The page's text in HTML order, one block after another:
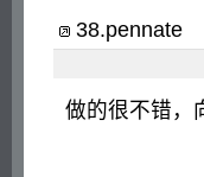
38.pennate
做的很不错，